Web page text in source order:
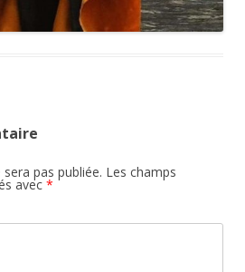
pas publiée. Les champs
avec *